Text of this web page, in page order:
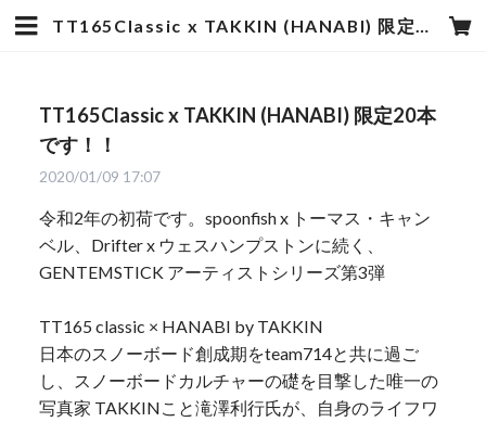
TT165Classic x TAKKIN (HANABI) 限定20本です！！ | hotstyle TOYOOKA
TT165Classic x TAKKIN (HANABI) 限定20本
です！！
2020/01/09 17:07
令和2年の初荷です。spoonfish x トーマス・キャン
ベル、Drifter x ウェスハンプストンに続く、
GENTEMSTICK アーティストシリーズ第3弾
TT165 classic × HANABI by TAKKIN
日本のスノーボード創成期をteam714と共に過ご
し、スノーボードカルチャーの礎を目撃した唯一の
写真家 TAKKINこと滝澤利行氏が、自身のライフワ